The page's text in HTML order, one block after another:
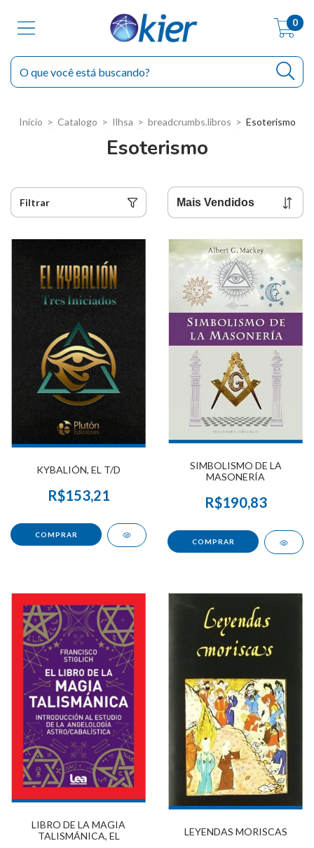
0
Início > Catalogo > Ilhsa > breadcrumbs.libros > Esoterismo
Esoterismo
Filtrar
KYBALIÓN, EL T/D
R$153,21
SIMBOLISMO DE LA
MASONERÍA
R$190,83
LIBRO DE LA MAGIA
TALISMÁNICA, EL
LEYENDAS MORISCAS